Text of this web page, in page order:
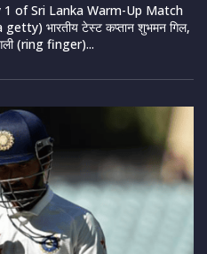
of Sri Lanka Warm-Up Match
भारतीय टेस्ट कप्तान शुभमन गिल,
(ring finger)...